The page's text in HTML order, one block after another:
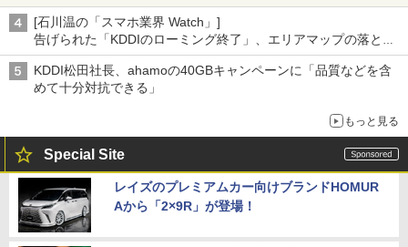
[石川温の「スマホ業界 Watch」]
告げられた「KDDIのローミング終了」、エリアマップの落とし
穴と楽天モバイルの課題
KDDI松田社長、ahamoの40GBキャンペーンに「品質などを含
めて十分対抗できる」
もっと見る
Special Site
レイズのプレミアムカー向けブランドHOMUR
Aから「2×9R」が登場！